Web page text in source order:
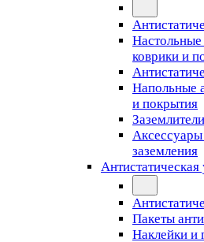
Настольные
коврики и
Напольные
и покрытия
заземления
Антистатическая
Пакеты
Наклейки и